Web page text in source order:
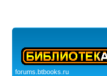
forums.btbooks.ru